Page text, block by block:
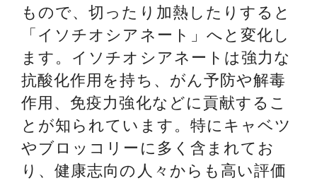
もので、切ったり加熱したりすると
「イソチオシアネート」へと変化し
ます。イソチオシアネートは強力な
抗酸化作用を持ち、がん予防や解毒
作用、免疫力強化などに貢献するこ
とが知られています。特にキャベツ
やブロッコリーに多く含まれてお
り、健康志向の人々からも高い評価